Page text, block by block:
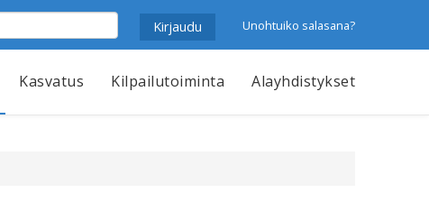
Unohtuiko salasana?
Kasvatus Kilpailutoiminta Alayhdistykset